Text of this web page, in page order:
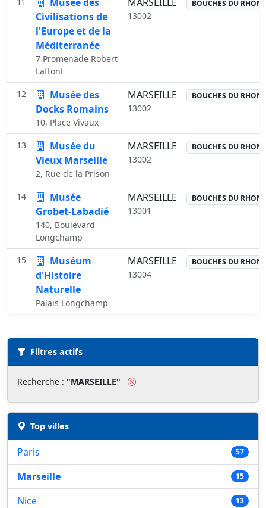
Civilisations de
l'Europe et de la
Méditerranée
7 Promenade Robert
Laffont
13002
BOUCHES DU RHONE
12
Musée des
Docks Romains
10, Place Vivaux
MARSEILLE
13002
BOUCHES DU RHONE
13
Musée du
Vieux Marseille
2, Rue de la Prison
MARSEILLE
13002
BOUCHES DU RHONE
14
Musée
Grobet-Labadié
140, Boulevard
Longchamp
MARSEILLE
13001
BOUCHES DU RHONE
15
Muséum
d'Histoire
Naturelle
Palais Longchamp
MARSEILLE
13004
BOUCHES DU RHONE
Filtres actifs
Recherche : "MARSEILLE"
Top villes
Paris 57
Marseille 15
Nice 13